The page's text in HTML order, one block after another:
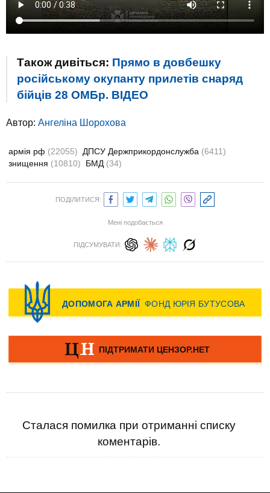
Також дивіться: Прямо в довбешку
російському окупанту прилетів снаряд
бійців 28 ОМБр. ВIДЕО
Автор: Ангеліна Шорохова
армія рф (22055) ДПСУ Держприкордонслужба (6411)
знищення (10810) БМД (34)
ПОДІЛИТИСЯ:
Мені подобається
ПІДСУМУВАТИ:
Сталася помилка при отриманні списку
коментарів.